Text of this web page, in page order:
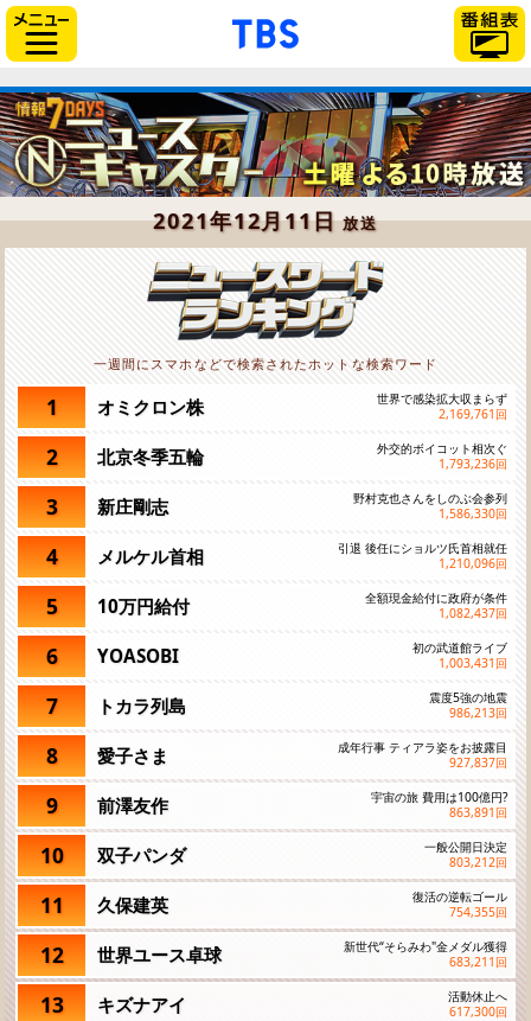
「TBSテレビ」トップペー
2021年12月11日放送
一週間にスマホなどで検索されたホットな検索ワード
1 オミクロン株
世界で感染拡大収まらず
2,169,761 回
2 北京冬季五輪
外交的ボイコット相次ぐ
1,793,236回
3 新庄剛志
野村克也さんをしのぶ会参列
1,586,330回
4 メルケル首相
引退 後任にショルツ氏首相就任
1,210,096回
5 10万円給付
全額現金給付に政府が条件
1,082,437回
6 YOASOBI
初の武道館ライブ
1,003,431 回
7 トカラ列島
震度5強の地震
986,213回
8 愛子さま
成年行事 ティアラ姿をお披露目
927,837回
9 前澤友作
宇宙の旅 費用は100億円?
863,891 回
10 双子パンダ
一般公開日決定
803,212回
11 久保建英
復活の逆転ゴール
754,355回
12 世界ユース卓球
新世代“そらみわ"金メダル獲得
683,211 回
13 キズナアイ
活動休止へ
617,300回